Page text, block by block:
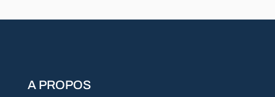
A PROPOS